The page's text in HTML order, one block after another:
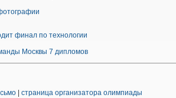
финал по технологии
Москвы 7 дипломов
страница организатора олимпиады